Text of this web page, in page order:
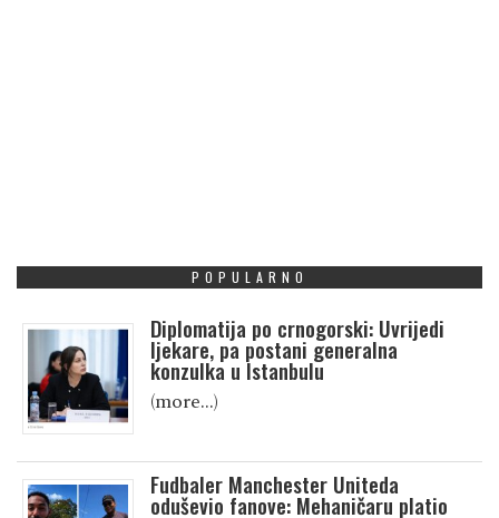
POPULARNO
Diplomatija po crnogorski: Uvrijedi
ljekare, pa postani generalna
konzulka u Istanbulu
(more…)
Fudbaler Manchester Uniteda
oduševio fanove: Mehaničaru platio